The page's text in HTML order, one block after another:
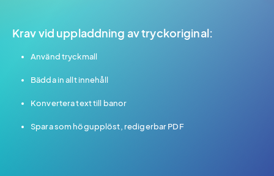
Krav vid uppladdning av tryckoriginal:
Använd tryckmall
Bädda in allt innehåll
Konvertera text till banor
Spara som högupplöst, redigerbar PDF